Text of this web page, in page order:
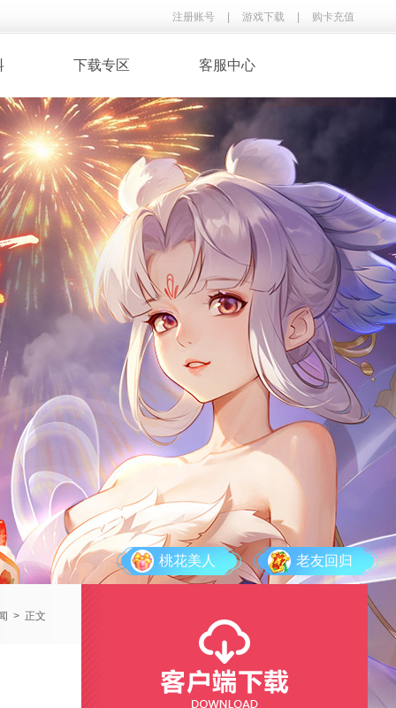
注册账号 游戏下载 购卡充值
客服中心
下载专区
· 录像下载
· 游戏音乐
· 玩家翻唱
老友回归
桃花美人
> 正文